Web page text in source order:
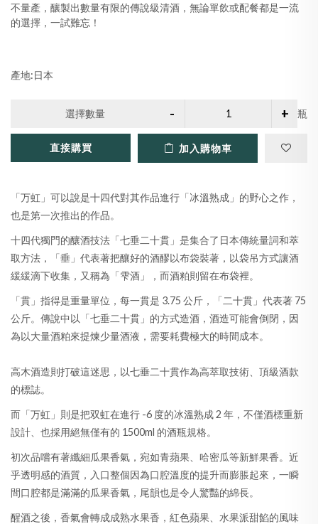
不量產，釀製出數量有限的傳說級清酒，無論單飲或配餐都是一流
的選擇，一試難忘！
產地:日本
選擇數量 瓶
直接購買 加入購物車
「万虹」可以說是十四代對其作品進行「冰溫熟成」的野心之作，
也是第一次推出的作品。
十四代獨門的釀酒技法「七垂二十貫」是集合了日本傳統量詞和萃
取方法，「垂」代表著把釀好的酒醪以布袋裝著，以袋吊方式讓酒
緩緩滴下收集，又稱為「雫酒」，而酒粕則留在布袋裡。
「貫」指得是重量單位，每一貫是 3.75 公斤，「二十貫」代表著 75
公斤。傳說中以「七垂二十貫」的方式造酒，酒造可能會倒閉，因
為以大量酒粕來提煉少量酒液，需要耗費極大的時間成本。
高木酒造則打破這迷思，以七垂二十貫作為高萃取技術、頂級酒款
的標誌。
而「万虹」則是把双虹在進行 -6 度的冰溫熟成 2 年，不僅酒標重新
設計、也採用絕無僅有的 1500ml 的酒瓶規格。
初次品嚐有著纖細瓜果香氣，宛如青蘋果、哈密瓜等新鮮果香。近
乎透明感的酒質，入口整個因為口腔溫度的提升而膨脹起來，一瞬
間口腔都是滿滿的瓜果香氣，尾韻也是令人驚豔的綿長。
醒酒之後，香氣會轉成成熟水果香，紅色蘋果、水果派甜餡的風味